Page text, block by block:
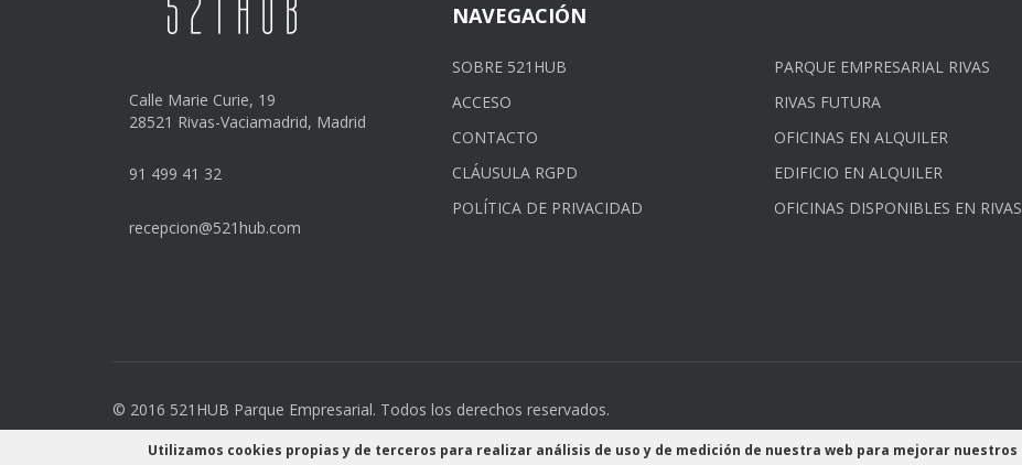
Calle Marie Curie, 19
28521 Rivas-Vaciamadrid, Madrid
91 499 41 32
recepcion@521hub.com
NAVEGACIÓN
SOBRE 521HUB
ACCESO
CONTACTO
CLÁUSULA RGPD
POLÍTICA DE PRIVACIDAD
PARQUE EMPRESARIAL RIVAS
RIVAS FUTURA
OFICINAS EN ALQUILER
EDIFICIO EN ALQUILER
OFICINAS DISPONIBLES EN RIVAS
© 2016 521HUB Parque Empresarial. Todos los derechos reservados.
Utilizamos cookies propias y de terceros para realizar análisis de uso y de medición de nuestra web para mejorar nuestros